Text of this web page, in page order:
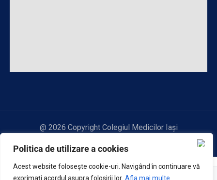
Politica de utilizare a cookies
Acest website foloseşte cookie-uri. Navigând în continuare vă
exprimaţi acordul asupra folosirii lor. Afla mai multe
@ 2026 Copyright Colegiul Medicilor Iași